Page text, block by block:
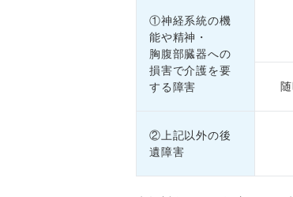
①神経系統の機
能や精神・
胸腹部臓器への
損害で介護を要
する障害
②上記以外の後
遺障害